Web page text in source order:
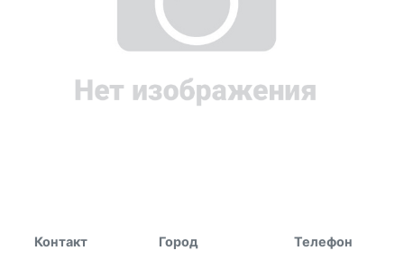
Контакт Город Телефон